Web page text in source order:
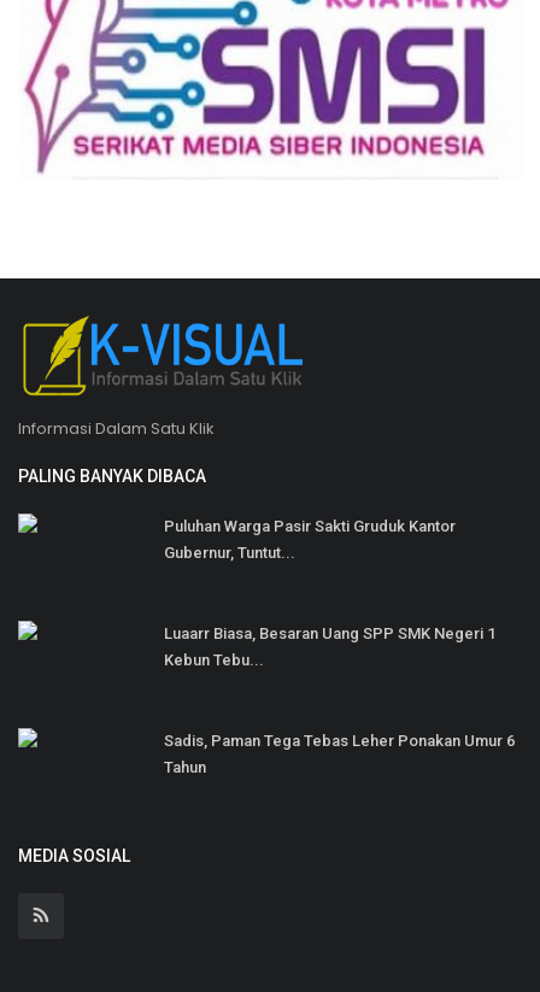
Informasi Dalam Satu Klik
PALING BANYAK DIBACA
Puluhan Warga Pasir Sakti Gruduk Kantor
Gubernur, Tuntut...
Luaarr Biasa, Besaran Uang SPP SMK Negeri 1
Kebun Tebu...
Sadis, Paman Tega Tebas Leher Ponakan Umur 6
Tahun
MEDIA SOSIAL